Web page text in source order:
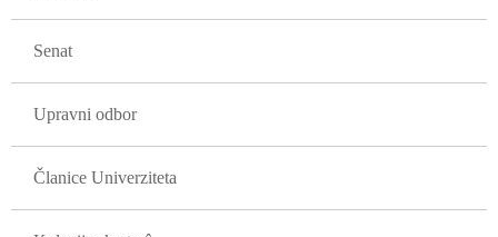
Senat
Upravni odbor
Članice Univerziteta